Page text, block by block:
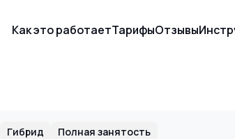
Как это работаетТарифыОтзывы
Гибрид Полная занятость